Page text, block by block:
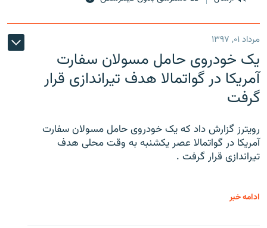
مرداد ۰۱, ۱۳۹۷
یک خودروی حامل مسولان سفارت
آمریکا در گواتمالا هدف تیراندازی قرار
گرفت
رویترز گزارش داد که یک خودروی حامل مسولان سفارت
آمریکا در گواتمالا عصر یکشنبه به وقت محلی هدف
تیراندازی قرار گرفت .
ادامه خبر